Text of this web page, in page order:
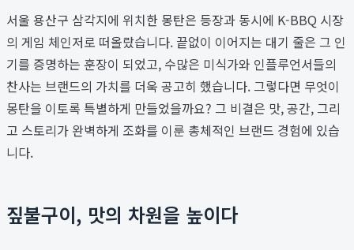
서울 용산구 삼각지에 위치한 몽탄은 등장과 동시에 K-BBQ 시장
의 게임 체인저로 떠올랐습니다. 끝없이 이어지는 대기 줄은 그 인
기를 증명하는 훈장이 되었고, 수많은 미식가와 인플루언서들의
찬사는 브랜드의 가치를 더욱 공고히 했습니다. 그렇다면 무엇이
몽탄을 이토록 특별하게 만들었을까요? 그 비결은 맛, 공간, 그리
고 스토리가 완벽하게 조화를 이룬 총체적인 브랜드 경험에 있습
니다.
짚불구이, 맛의 차원을 높이다